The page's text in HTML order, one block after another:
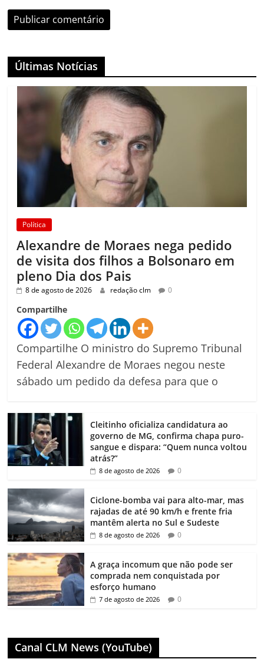
Últimas Notícias
Política
Alexandre de Moraes nega pedido
de visita dos filhos a Bolsonaro em
pleno Dia dos Pais
8 de agosto de 2026 redação clm 0
Compartilhe
Compartilhe O ministro do Supremo Tribunal
Federal Alexandre de Moraes negou neste
sábado um pedido da defesa para que o
Cleitinho oficializa candidatura ao
governo de MG, confirma chapa puro-
sangue e dispara: “Quem nunca voltou
atrás?”
8 de agosto de 2026 0
Ciclone-bomba vai para alto-mar, mas
rajadas de até 90 km/h e frente fria
mantêm alerta no Sul e Sudeste
8 de agosto de 2026 0
A graça incomum que não pode ser
comprada nem conquistada por
esforço humano
7 de agosto de 2026 0
Canal CLM News (YouTube)